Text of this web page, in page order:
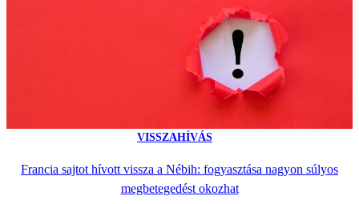
VISSZAHÍVÁS
Francia sajtot hívott vissza a Nébih: fogyasztása nagyon súlyos
megbetegedést okozhat